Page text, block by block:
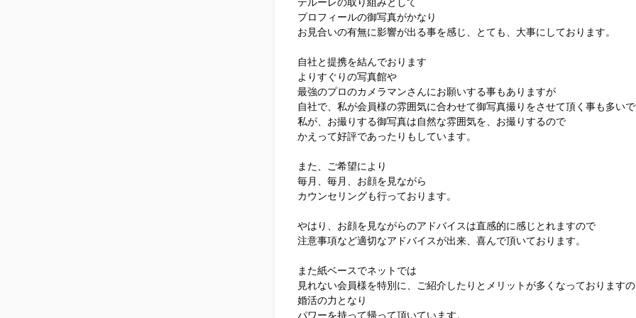
テルーレの取り組みとして
プロフィールの御写真がかなり
お見合いの有無に影響が出る事を感じ、とても、大事にしております。
自社と提携を結んでおります
よりすぐりの写真館や
最強のプロのカメラマンさんにお願いする事もありますが
自社で、私が会員様の雰囲気に合わせて御写真撮りをさせて頂く事も多いで
私が、お撮りする御写真は自然な雰囲気を、お撮りするので
かえって好評であったりもしています。
また、ご希望により
毎月、毎月、お顔を見ながら
カウンセリングも行っております。
やはり、お顔を見ながらのアドバイスは直感的に感じとれますので
注意事項など適切なアドバイスが出来、喜んで頂いております。
また紙ベースでネットでは
見れない会員様を特別に、ご紹介したりとメリットが多くなっておりますの
婚活の力となり
パワーを持って帰って頂いています。